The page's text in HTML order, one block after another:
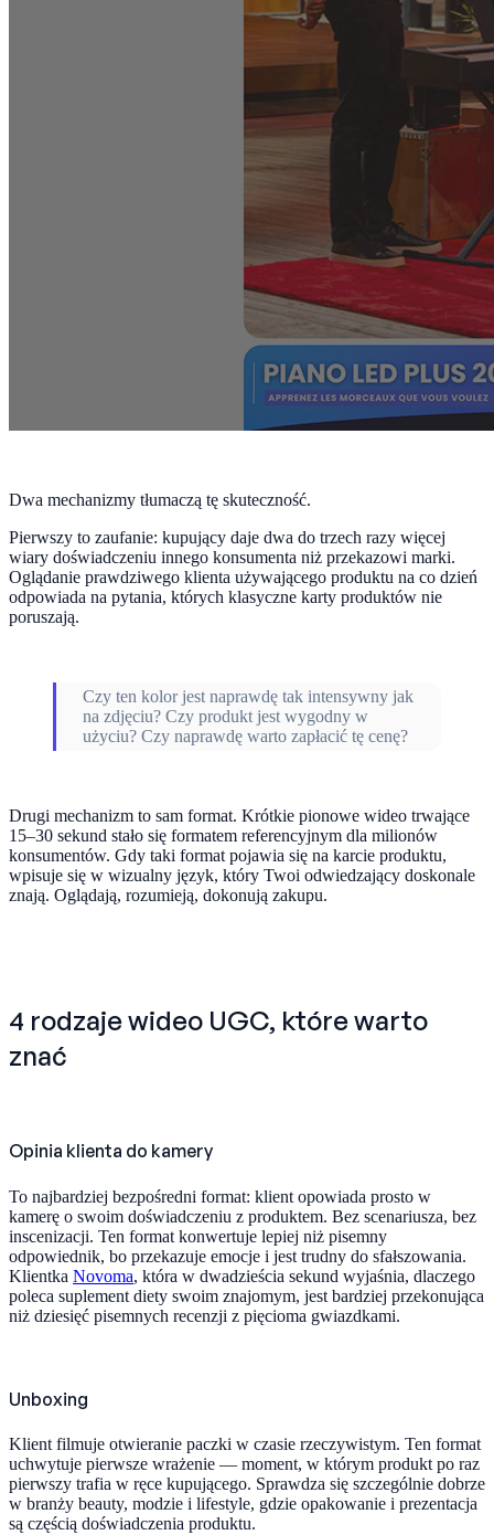
Dwa mechanizmy tłumaczą tę skuteczność.
Pierwszy to zaufanie: kupujący daje dwa do trzech razy więcej
wiary doświadczeniu innego konsumenta niż przekazowi marki.
Oglądanie prawdziwego klienta używającego produktu na co dzień
odpowiada na pytania, których klasyczne karty produktów nie
poruszają.
Czy ten kolor jest naprawdę tak intensywny jak
na zdjęciu? Czy produkt jest wygodny w
użyciu? Czy naprawdę warto zapłacić tę cenę?
Drugi mechanizm to sam format. Krótkie pionowe wideo trwające
15–30 sekund stało się formatem referencyjnym dla milionów
konsumentów. Gdy taki format pojawia się na karcie produktu,
wpisuje się w wizualny język, który Twoi odwiedzający doskonale
znają. Oglądają, rozumieją, dokonują zakupu.
4 rodzaje wideo UGC, które warto
znać
Opinia klienta do kamery
To najbardziej bezpośredni format: klient opowiada prosto w
kamerę o swoim doświadczeniu z produktem. Bez scenariusza, bez
inscenizacji. Ten format konwertuje lepiej niż pisemny
odpowiednik, bo przekazuje emocje i jest trudny do sfałszowania.
Klientka Novoma, która w dwadzieścia sekund wyjaśnia, dlaczego
poleca suplement diety swoim znajomym, jest bardziej przekonująca
niż dziesięć pisemnych recenzji z pięcioma gwiazdkami.
Unboxing
Klient filmuje otwieranie paczki w czasie rzeczywistym. Ten format
uchwytuje pierwsze wrażenie — moment, w którym produkt po raz
pierwszy trafia w ręce kupującego. Sprawdza się szczególnie dobrze
w branży beauty, modzie i lifestyle, gdzie opakowanie i prezentacja
są częścią doświadczenia produktu.